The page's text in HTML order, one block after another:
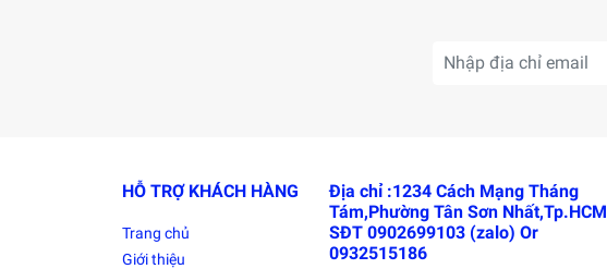
HỖ TRỢ KHÁCH HÀNG
Trang chủ
Giới thiệu
Địa chỉ :1234 Cách Mạng Tháng
Tám,Phường Tân Sơn Nhất,Tp.HCM
SĐT 0902699103 (zalo) Or
0932515186